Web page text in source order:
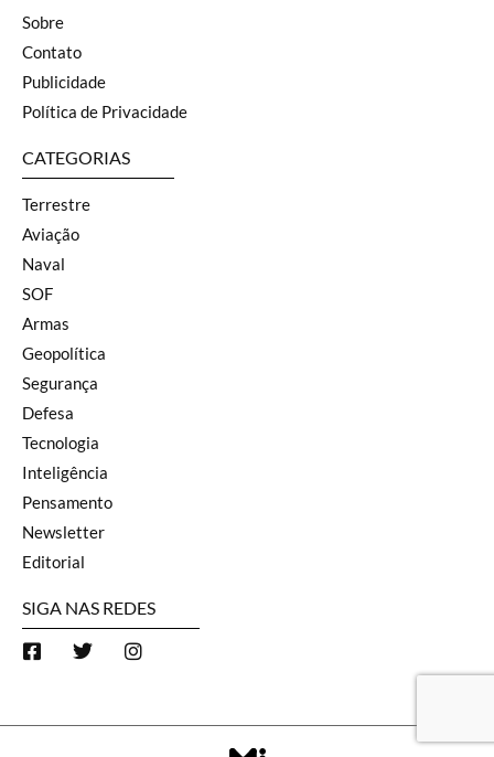
Sobre
Contato
Publicidade
Política de Privacidade
CATEGORIAS
Terrestre
Aviação
Naval
SOF
Armas
Geopolítica
Segurança
Defesa
Tecnologia
Inteligência
Pensamento
Newsletter
Editorial
SIGA NAS REDES